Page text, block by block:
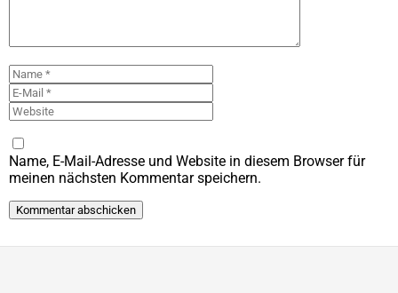
Name
Mail
Name, E-Mail-Adresse und Website in diesem Browser für
meinen nächsten Kommentar speichern.